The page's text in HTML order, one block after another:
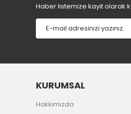
Ürün fiyatı diğer
Bu ürüne benzer
Haber listemize kayıt olarak
KURUMSAL
Hakkımızda